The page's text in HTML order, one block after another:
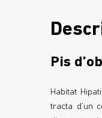
Pis
Habitat
tracta d’un